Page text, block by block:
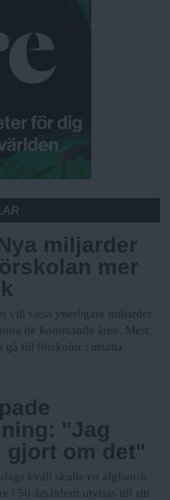
miljarder
mer
vill satsa ytterligare miljarder
de kommande åren. Mest
gå till förskolor i utsatta
"Jag
gjort om det"
kväll skulle en afghansk
i 50-årsåldern utvisas till sitt